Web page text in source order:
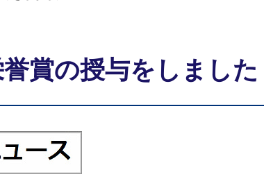
賞の授与をしました